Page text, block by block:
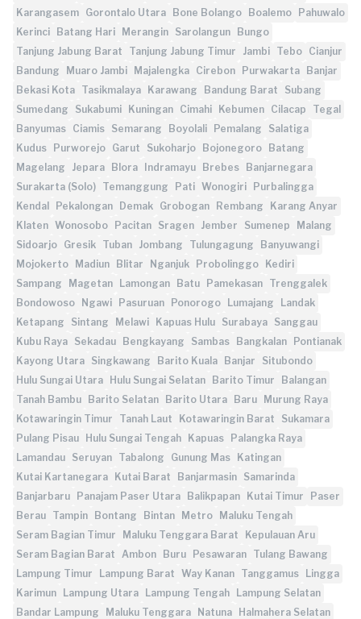
Karangasem Gorontalo Utara Bone Bolango Boalemo
Pahuwalo
Kerinci
Batang Hari Merangin Sarolangun
Bungo
Tanjung Jabung Barat
Tanjung Jabung Timur Jambi Tebo Cianjur
Bandung
Muaro Jambi Majalengka Cirebon Purwakarta
Banjar
Bekasi Kota Tasikmalaya Karawang Bandung Barat
Subang
Sumedang
Sukabumi Kuningan Cimahi Kebumen Cilacap
Tegal
Banyumas Ciamis Semarang Boyolali Pemalang
Salatiga
Kudus
Purworejo Garut Sukoharjo Bojonegoro
Batang
Magelang
Jepara Blora Indramayu Brebes
Banjarnegara
Surakarta (Solo) Temanggung Pati Wonogiri
Purbalingga
Kendal
Pekalongan Demak Grobogan Rembang
Karang Anyar
Klaten Wonosobo Pacitan Sragen Jember Sumenep
Malang
Sidoarjo Gresik Tuban Jombang Tulungagung
Banyuwangi
Mojokerto
Madiun Blitar Nganjuk Probolinggo
Kediri
Sampang
Magetan Lamongan Batu Pamekasan Trenggalek
Bondowoso
Ngawi Pasuruan Ponorogo Lumajang
Landak
Ketapang
Sintang Melawi Kapuas Hulu Surabaya Sanggau
Kubu Raya Sekadau Bengkayang Sambas Bangkalan
Pontianak
Kayong Utara Singkawang Barito Kuala Banjar
Situbondo
Hulu Sungai Utara
Hulu Sungai Selatan Barito Timur
Balangan
Tanah Bambu
Barito Selatan Barito Utara Baru
Murung Raya
Kotawaringin Timur
Tanah Laut Kotawaringin Barat
Sukamara
Pulang Pisau
Hulu Sungai Tengah Kapuas
Palangka Raya
Lamandau Seruyan Tabalong Gunung Mas
Katingan
Kutai Kartanegara
Kutai Barat Banjarmasin Samarinda
Banjarbaru
Panajam Paser Utara Balikpapan Kutai Timur
Paser
Berau Tampin Bontang Bintan Metro
Maluku Tengah
Seram Bagian Timur
Maluku Tenggara Barat
Kepulauan Aru
Seram Bagian Barat Ambon Buru Pesawaran Tulang Bawang
Lampung Timur
Lampung Barat Way Kanan Tanggamus
Lingga
Karimun
Lampung Utara Lampung Tengah
Lampung Selatan
Bandar Lampung
Maluku Tenggara Natuna Halmahera Selatan